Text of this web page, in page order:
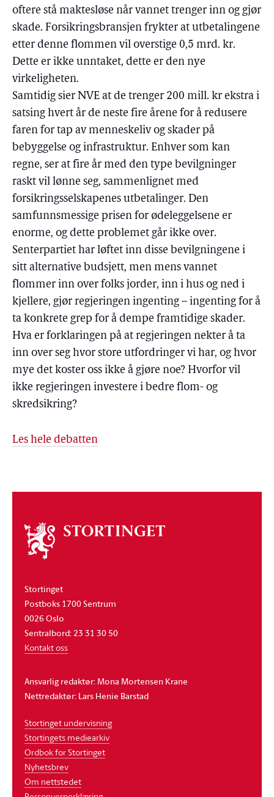
oftere stå maktesløse når vannet trenger inn og gjør
skade. Forsikringsbransjen frykter at utbetalingene
etter denne flommen vil overstige 0,5 mrd. kr.
Dette er ikke unntaket, dette er den nye
virkeligheten.
Samtidig sier NVE at de trenger 200 mill. kr ekstra i
satsing hvert år de neste fire årene for å redusere
faren for tap av menneskeliv og skader på
bebyggelse og infrastruktur. Enhver som kan
regne, ser at fire år med den type bevilgninger
raskt vil lønne seg, sammenlignet med
forsikringsselskapenes utbetalinger. Den
samfunnsmessige prisen for ødeleggelsene er
enorme, og dette problemet går ikke over.
Senterpartiet har løftet inn disse bevilgningene i
sitt alternative budsjett, men mens vannet
flommer inn over folks jorder, inn i hus og ned i
kjellere, gjør regjeringen ingenting – ingenting for å
ta konkrete grep for å dempe framtidige skader.
Hva er forklaringen på at regjeringen nekter å ta
inn over seg hvor store utfordringer vi har, og hvor
mye det koster oss ikke å gjøre noe? Hvorfor vil
ikke regjeringen investere i bedre flom- og
skredsikring?
Les hele debatten
Om
stortinget
Stortinget
Postboks 1700 Sentrum
0026 Oslo
Sentralbord: 23 31 30 50
Kontakt oss
Ansvarlig redaktør: Mona Mortensen Krane
Nettredaktør: Lars Henie Barstad
Stortinget undervisning
Stortingets mediearkiv
Ordbok for Stortinget
Nyhetsbrev
Om nettstedet